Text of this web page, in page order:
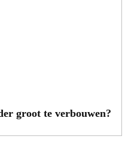
groot te verbouwen?